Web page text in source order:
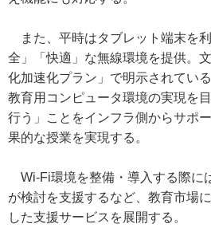
また、平時はタブレット端末を
全」「快適」な無線環境を提供。
化加速化プラン」で明示されてい
教育用コンピュータ環境の実現を
行う」ことをインフラ側からサポ
果的な授業を実現する。
Wi-Fi環境を整備・導入する際に
が検討を支援するなど、教育市場
した支援サービスを展開する。